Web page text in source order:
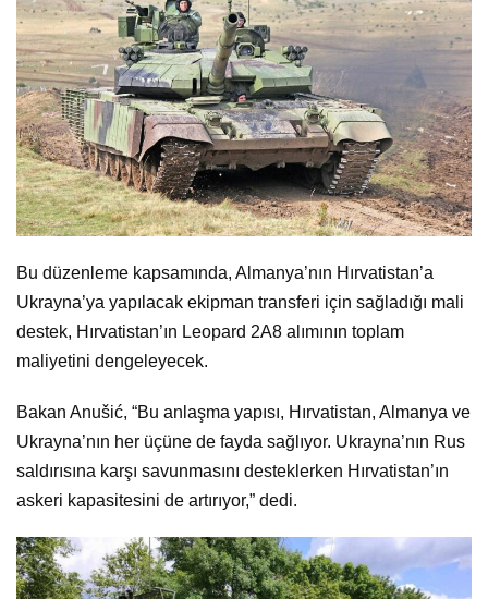
Bu düzenleme kapsamında, Almanya’nın Hırvatistan’a
Ukrayna’ya yapılacak ekipman transferi için sağladığı mali
destek, Hırvatistan’ın Leopard 2A8 alımının toplam
maliyetini dengeleyecek.
Bakan Anušić, “Bu anlaşma yapısı, Hırvatistan, Almanya ve
Ukrayna’nın her üçüne de fayda sağlıyor. Ukrayna’nın Rus
saldırısına karşı savunmasını desteklerken Hırvatistan’ın
askeri kapasitesini de artırıyor,” dedi.